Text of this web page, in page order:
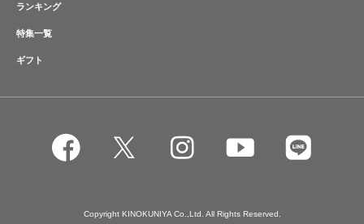
ランキング
特集一覧
ギフト
Copyright KINOKUNIYA Co.,Ltd. All Rights Reserved.